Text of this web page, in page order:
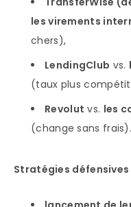
les virements
chers),
LendingClub vs.
(taux plus
Revolut vs. les
(change sans frais).
Stratégies défensives